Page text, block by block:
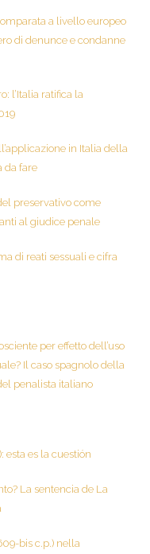
a livello europeo
di denunce e condanne
l’Italia ratifica la
in Italia della
da fare
preservativo come
al giudice penale
di reati sessuali e cifra
per effetto dell’uso
Il caso spagnolo della
penalista italiano
esta es la cuestión
La sentencia de La
bis c.p.) nella